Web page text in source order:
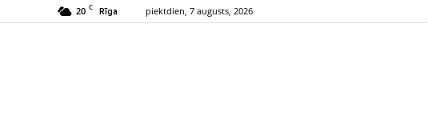
20 C Rīga piektdien, 7 augusts, 2026